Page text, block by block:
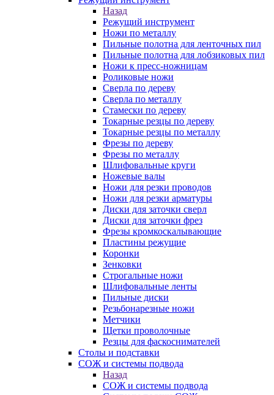
Назад
Режущий инструмент
Ножи по металлу
Пильные полотна для ленточных пил
Пильные полотна для лобзиковых пил
Ножи к пресс-ножницам
Роликовые ножи
Сверла по дереву
Сверла по металлу
Стамески по дереву
Токарные резцы по дереву
Токарные резцы по металлу
Фрезы по дереву
Фрезы по металлу
Шлифовальные круги
Ножевые валы
Ножи для резки проводов
Ножи для резки арматуры
Диски для заточки сверл
Диски для заточки фрез
Фрезы кромкоскалывающие
Пластины режущие
Коронки
Зенковки
Строгальные ножи
Шлифовальные ленты
Пильные диски
Резьбонарезные ножи
Метчики
Щетки проволочные
Резцы для фаскоснимателей
Столы и подставки
СОЖ и системы подвода
Назад
СОЖ и системы подвода